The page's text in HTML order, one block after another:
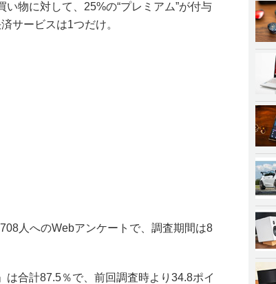
物に対して、25%の“プレミアム”が付与
サービスは1つだけ。
人へのWebアンケートで、調査期間は8
合計87.5％で、前回調査時より34.8ポイ